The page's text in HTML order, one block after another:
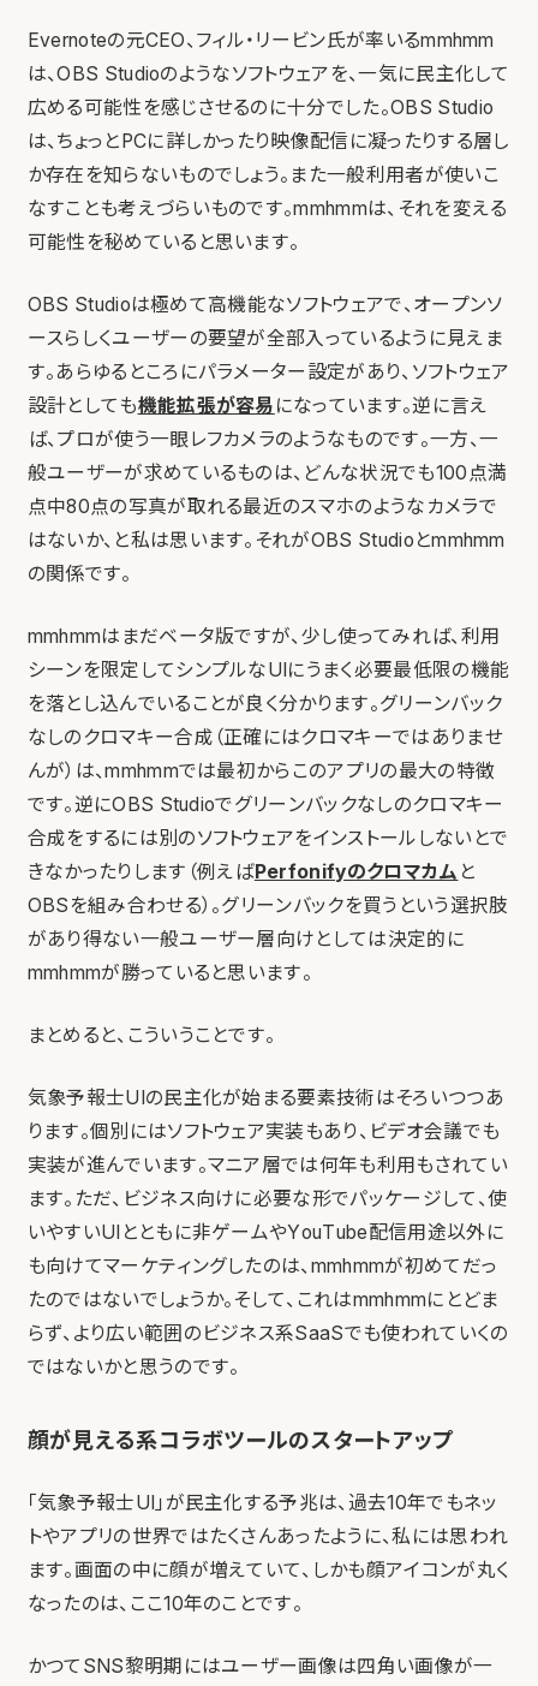
Evernoteの元CEO、フィル・リービン氏が率いるmmhmm
は、OBS Studioのようなソフトウェアを、一気に民主化して
広める可能性を感じさせるのに十分でした。OBS Studio
は、ちょっとPCに詳しかったり映像配信に凝ったりする層し
か存在を知らないものでしょう。また一般利用者が使いこ
なすことも考えづらいものです。mmhmmは、それを変える
可能性を秘めていると思います。
OBS Studioは極めて高機能なソフトウェアで、オープンソ
ースらしくユーザーの要望が全部入っているように見えま
す。あらゆるところにパラメーター設定があり、ソフトウェア
設計としても機能拡張が容易 になっています。逆に言え
ば、プロが使う一眼レフカメラのようなものです。一方、一
般ユーザーが求めているものは、どんな状況でも100点満
点中80点の写真が取れる最近のスマホのようなカメラで
はないか、と私は思います。それがOBS Studioとmmhmm
の関係です。
mmhmmはまだベータ版ですが、少し使ってみれば、利用
シーンを限定してシンプルなUIにうまく必要最低限の機能
を落とし込んでいることが良く分かります。グリーンバック
なしのクロマキー合成（正確にはクロマキーではありませ
んが）は、mmhmmでは最初からこのアプリの最大の特徴
です。逆にOBS Studioでグリーンバックなしのクロマキー
合成をするには別のソフトウェアをインストールしないとで
きなかったりします（例えばPerfonifyのクロマカム と
OBSを組み合わせる）。グリーンバックを買うという選択肢
があり得ない一般ユーザー層向けとしては決定的に
mmhmmが勝っていると思います。
まとめると、こういうことです。
気象予報士UIの民主化が始まる要素技術はそろいつつあ
ります。個別にはソフトウェア実装もあり、ビデオ会議でも
実装が進んでいます。マニア層では何年も利用もされてい
ます。ただ、ビジネス向けに必要な形でパッケージして、使
いやすいUIとともに非ゲームやYouTube配信用途以外に
も向けてマーケティングしたのは、mmhmmが初めてだっ
たのではないでしょうか。そして、これはmmhmmにとどま
らず、より広い範囲のビジネス系SaaSでも使われていくの
ではないかと思うのです。
顔が見える系コラボツールのスタートアップ
「気象予報士UI」が民主化する予兆は、過去10年でもネッ
トやアプリの世界ではたくさんあったように、私には思われ
ます。画面の中に顔が増えていて、しかも顔アイコンが丸く
なったのは、ここ10年のことです。
かつてSNS黎明期にはユーザー画像は四角い画像が一